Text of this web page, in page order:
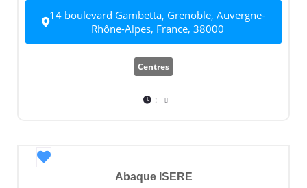
14 boulevard Gambetta, Grenoble, Auvergne-
Rhône-Alpes, France, 38000
Centres
:
Favori
Abaque ISERE